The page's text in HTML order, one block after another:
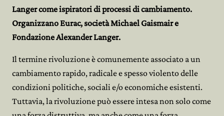
Alexander Langer
Archivio
Langer come ispiratori di processi di cambiamento.
Organizzano Eurac, società Michael Gaismair e
Fondazione Alexander Langer.
Il termine rivoluzione è comunemente associato a un
cambiamento rapido, radicale e spesso violento delle
condizioni politiche, sociali e/o economiche esistenti.
Tuttavia, la rivoluzione può essere intesa non solo come